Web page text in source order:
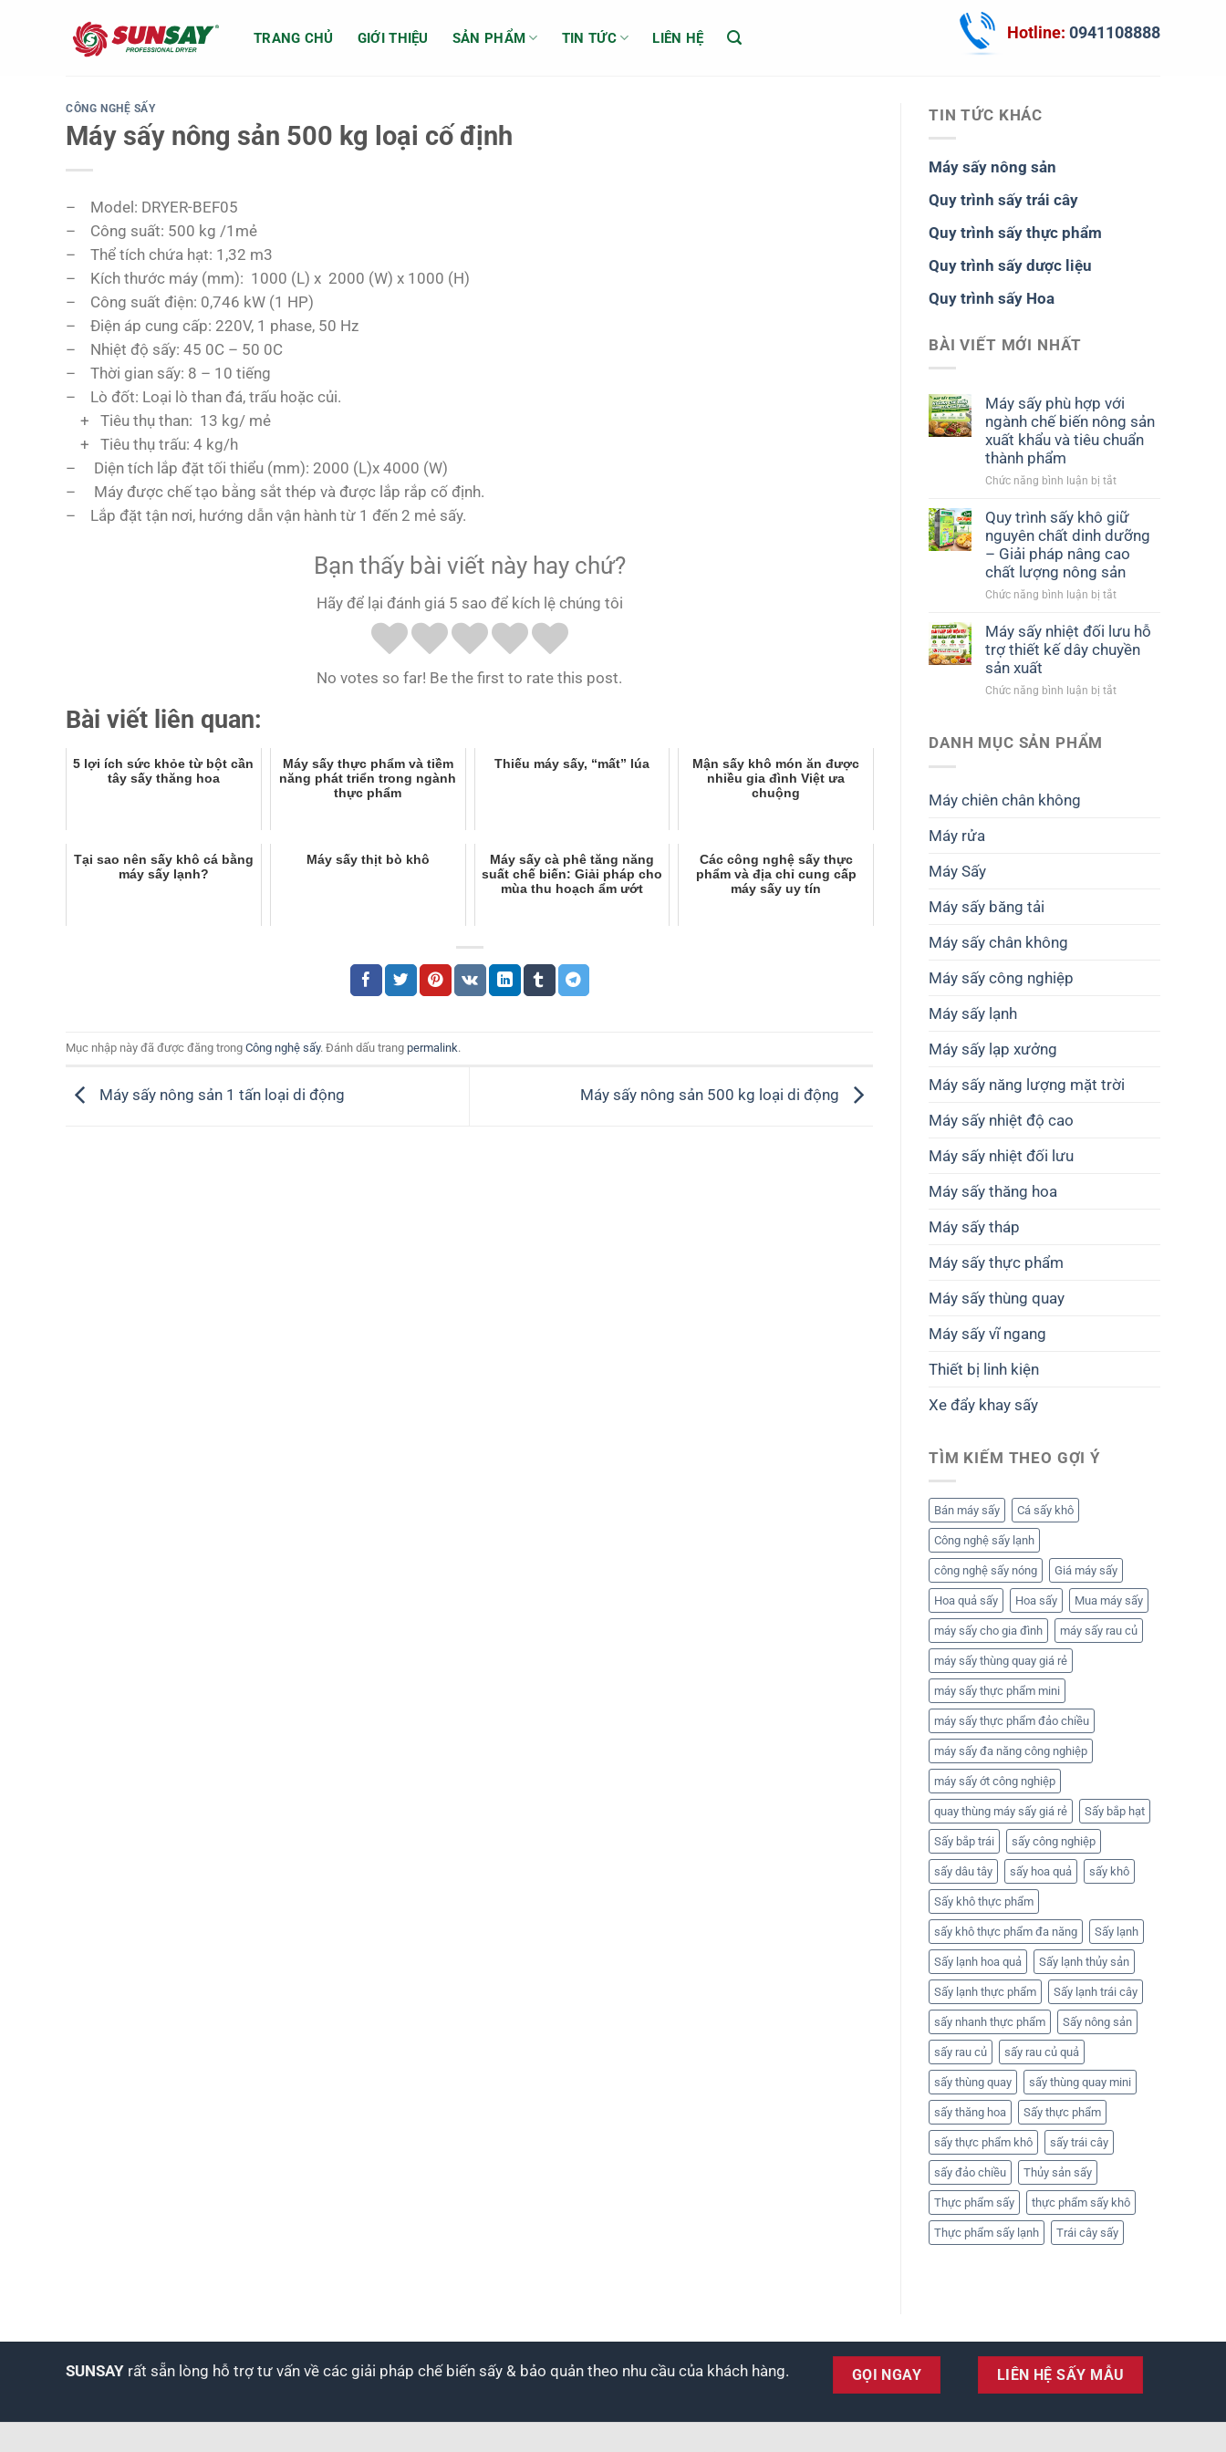
TRANG CHỦ GIỚI THIỆU SẢN PHẨM TIN TỨC LIÊN HỆ Hotline: 0941108888
CÔNG NGHỆ SẤY
Máy sấy nông sản 500 kg loại cố định
– Model: DRYER-BEF05
– Công suất: 500 kg /1mẻ
– Thể tích chứa hạt: 1,32 m3
– Kích thước máy (mm): 1000 (L) x 2000 (W) x 1000 (H)
– Công suất điện: 0,746 kW (1 HP)
– Điện áp cung cấp: 220V, 1 phase, 50 Hz
– Nhiệt độ sấy: 45 0C – 50 0C
– Thời gian sấy: 8 – 10 tiếng
– Lò đốt: Loại lò than đá, trấu hoặc củi.
+ Tiêu thụ than: 13 kg/ mẻ
+ Tiêu thụ trấu: 4 kg/h
– Diện tích lắp đặt tối thiểu (mm): 2000 (L)x 4000 (W)
– Máy được chế tạo bằng sắt thép và được lắp rắp cố định.
– Lắp đặt tận nơi, hướng dẫn vận hành từ 1 đến 2 mẻ sấy.
Bạn thấy bài viết này hay chứ?
Hãy để lại đánh giá 5 sao để kích lệ chúng tôi
No votes so far! Be the first to rate this post.
Bài viết liên quan:
5 lợi ích sức khỏe từ bột cần
tây sấy thăng hoa
Máy sấy thực phẩm và tiềm
năng phát triển trong ngành
thực phẩm
Thiếu máy sấy, “mất” lúa
Mận sấy khô món ăn được
nhiều gia đình Việt ưa
chuộng
Tại sao nên sấy khô cá bằng
máy sấy lạnh?
Máy sấy thịt bò khô
Máy sấy cà phê tăng năng
suất chế biến: Giải pháp cho
mùa thu hoạch ẩm ướt
Các công nghệ sấy thực
phẩm và địa chỉ cung cấp
máy sấy uy tín
Mục nhập này đã được đăng trong Công nghệ sấy. Đánh dấu trang permalink.
Máy sấy nông sản 1 tấn loại di động Máy sấy nông sản 500 kg loại di động
TIN TỨC KHÁC
Máy sấy nông sản
Quy trình sấy trái cây
Quy trình sấy thực phẩm
Quy trình sấy dược liệu
Quy trình sấy Hoa
BÀI VIẾT MỚI NHẤT
Máy sấy phù hợp với
ngành chế biến nông sản
xuất khẩu và tiêu chuẩn
thành phẩm
Chức năng bình luận bị tắtở
sấy
phù
với
ngành
chế
nông
sản
xuất
và
Quy trình sấy khô giữ
nguyên chất dinh dưỡng
– Giải pháp nâng cao
chất lượng nông sản
Chức năng bình luận bị tắtở
trình
sấy
khô
nguyên
Máy sấy nhiệt đối lưu hỗ
trợ thiết kế dây chuyền
sản xuất
Chức năng bình luận bị tắtở
DANH MỤC SẢN PHẨM
Máy chiên chân không
Máy rửa
Máy Sấy
Máy sấy băng tải
Máy sấy chân không
Máy sấy công nghiệp
Máy sấy lạnh
Máy sấy lạp xưởng
Máy sấy năng lượng mặt trời
Máy sấy nhiệt độ cao
Máy sấy nhiệt đối lưu
Máy sấy thăng hoa
Máy sấy tháp
Máy sấy thực phẩm
Máy sấy thùng quay
Máy sấy vĩ ngang
Thiết bị linh kiện
Xe đẩy khay sấy
TÌM KIẾM THEO GỢI Ý
Bán máy sấy Cá sấy khô
Công nghệ sấy lạnh
công nghệ sấy nóng Giá máy sấy
Hoa quả sấy Hoa sấy Mua máy sấy
máy sấy cho gia đình máy sấy rau củ
máy sấy thùng quay giá rẻ
máy sấy thực phẩm mini
máy sấy thực phẩm đảo chiều
máy sấy đa năng công nghiệp
máy sấy ớt công nghiệp
quay thùng máy sấy giá rẻ Sấy bắp hạt
Sấy bắp trái sấy công nghiệp
sấy dâu tây sấy hoa quả sấy khô
Sấy khô thực phẩm
sấy khô thực phẩm đa năng Sấy lạnh
Sấy lạnh hoa quả Sấy lạnh thủy sản
Sấy lạnh thực phẩm Sấy lạnh trái cây
sấy nhanh thực phẩm Sấy nông sản
sấy rau củ sấy rau củ quả
sấy thùng quay sấy thùng quay mini
sấy thăng hoa Sấy thực phẩm
sấy thực phẩm khô sấy trái cây
sấy đảo chiều Thủy sản sấy
Thực phẩm sấy thực phẩm sấy khô
Thực phẩm sấy lạnh Trái cây sấy
SUNSAY rất sẵn lòng hỗ trợ tư vấn về các giải pháp chế biến sấy & bảo quản theo nhu cầu của khách hàng. GỌI NGAY LIÊN HỆ SẤY MẪU